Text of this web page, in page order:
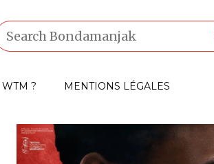
WTM ? MENTIONS LÉGALES